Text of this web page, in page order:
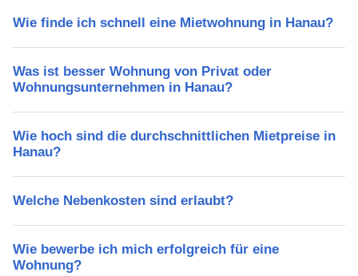
Wie finde ich schnell eine Mietwohnung in Hanau?
Was ist besser Wohnung von Privat oder
Wohnungsunternehmen in Hanau?
Wie hoch sind die durchschnittlichen Mietpreise in
Hanau?
Welche Nebenkosten sind erlaubt?
Wie bewerbe ich mich erfolgreich für eine
Wohnung?